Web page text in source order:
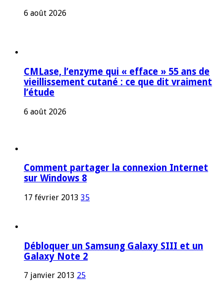
6 août 2026
CMLase, l’enzyme qui « efface » 55 ans de
vieillissement cutané : ce que dit vraiment
l’étude
6 août 2026
Comment partager la connexion Internet
sur Windows 8
17 février 2013 35
Débloquer un Samsung Galaxy SIII et un
Galaxy Note 2
7 janvier 2013 25